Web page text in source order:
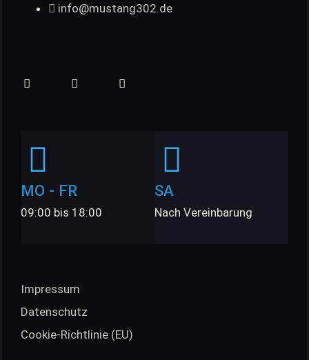
info@mustang302.de
MO - FR
09:00 bis 18:00
SA
Nach Vereinbarung
Impressum
Datenschutz
Cookie-Richtlinie (EU)